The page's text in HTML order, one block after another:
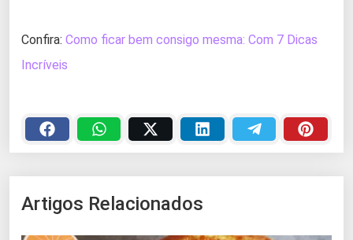
Confira: Como ficar bem consigo mesma: Com 7 Dicas
Incríveis
Artigos Relacionados